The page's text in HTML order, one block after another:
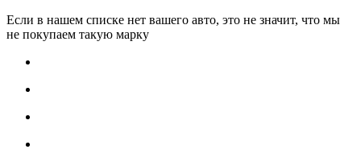
Если в нашем списке нет вашего авто, это не значит, что мы
не покупаем такую марку